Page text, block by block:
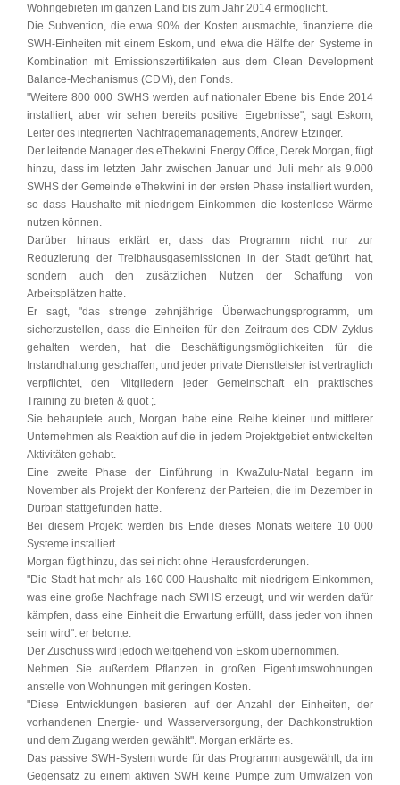
Wohngebieten im ganzen Land bis zum Jahr 2014 ermöglicht.
Die Subvention, die etwa 90% der Kosten ausmachte, finanzierte die
SWH-Einheiten mit einem Eskom, und etwa die Hälfte der Systeme in
Kombination mit Emissionszertifikaten aus dem Clean Development
Balance-Mechanismus (CDM), den Fonds.
"Weitere 800 000 SWHS werden auf nationaler Ebene bis Ende 2014
installiert, aber wir sehen bereits positive Ergebnisse", sagt Eskom,
Leiter des integrierten Nachfragemanagements, Andrew Etzinger.
Der leitende Manager des eThekwini Energy Office, Derek Morgan, fügt
hinzu, dass im letzten Jahr zwischen Januar und Juli mehr als 9.000
SWHS der Gemeinde eThekwini in der ersten Phase installiert wurden,
so dass Haushalte mit niedrigem Einkommen die kostenlose Wärme
nutzen können.
Darüber hinaus erklärt er, dass das Programm nicht nur zur
Reduzierung der Treibhausgasemissionen in der Stadt geführt hat,
sondern auch den zusätzlichen Nutzen der Schaffung von
Arbeitsplätzen hatte.
Er sagt, "das strenge zehnjährige Überwachungsprogramm, um
sicherzustellen, dass die Einheiten für den Zeitraum des CDM-Zyklus
gehalten werden, hat die Beschäftigungsmöglichkeiten für die
Instandhaltung geschaffen, und jeder private Dienstleister ist vertraglich
verpflichtet, den Mitgliedern jeder Gemeinschaft ein praktisches
Training zu bieten & quot ;.
Sie behauptete auch, Morgan habe eine Reihe kleiner und mittlerer
Unternehmen als Reaktion auf die in jedem Projektgebiet entwickelten
Aktivitäten gehabt.
Eine zweite Phase der Einführung in KwaZulu-Natal begann im
November als Projekt der Konferenz der Parteien, die im Dezember in
Durban stattgefunden hatte.
Bei diesem Projekt werden bis Ende dieses Monats weitere 10 000
Systeme installiert.
Morgan fügt hinzu, das sei nicht ohne Herausforderungen.
"Die Stadt hat mehr als 160 000 Haushalte mit niedrigem Einkommen,
was eine große Nachfrage nach SWHS erzeugt, und wir werden dafür
kämpfen, dass eine Einheit die Erwartung erfüllt, dass jeder von ihnen
sein wird". er betonte.
Der Zuschuss wird jedoch weitgehend von Eskom übernommen.
Nehmen Sie außerdem Pflanzen in großen Eigentumswohnungen
anstelle von Wohnungen mit geringen Kosten.
"Diese Entwicklungen basieren auf der Anzahl der Einheiten, der
vorhandenen Energie- und Wasserversorgung, der Dachkonstruktion
und dem Zugang werden gewählt". Morgan erklärte es.
Das passive SWH-System wurde für das Programm ausgewählt, da im
Gegensatz zu einem aktiven SWH keine Pumpe zum Umwälzen von